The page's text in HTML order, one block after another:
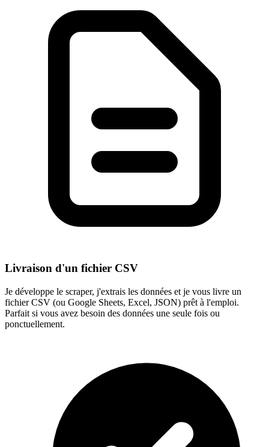
Livraison d'un fichier CSV
Je développe le scraper, j'extrais les données et je vous livre un
fichier CSV (ou Google Sheets, Excel, JSON) prêt à l'emploi.
Parfait si vous avez besoin des données une seule fois ou
ponctuellement.